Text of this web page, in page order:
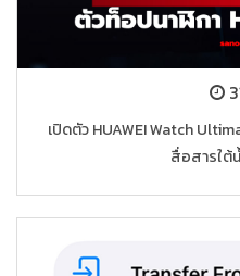
เปิดตัว HUAWEI Watch
สื่อสารใต้